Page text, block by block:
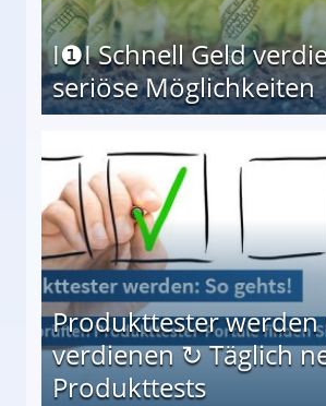
I❶I Schnell Geld
seriöse Möglichkeiten
Produkttester werden
verdienen ↻ Täglich
Produkttests